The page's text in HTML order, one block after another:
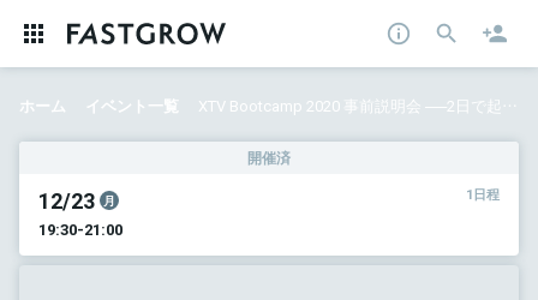
ホーム イベント一覧 XTV Bootcamp 2020 事前説明会 ──2日で起業家になれる合宿プログラム
開催済
12/23 月
19:30-21:00
1日程